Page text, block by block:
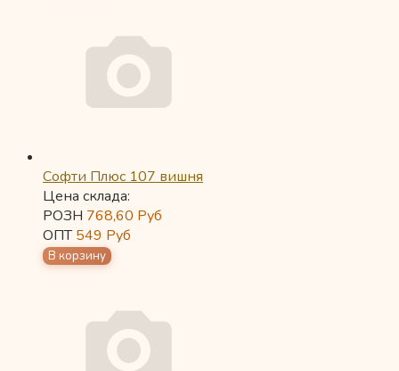
Софти Плюс 107 вишня
Цена склада:
РОЗН 768,60 Руб
ОПТ549 Руб